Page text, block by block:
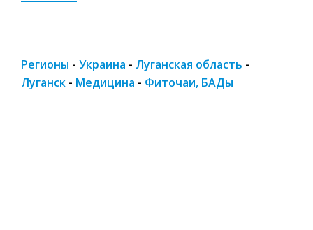
Регионы - Украина - Луганская область -
Луганск - Медицина - Фиточаи, БАДы